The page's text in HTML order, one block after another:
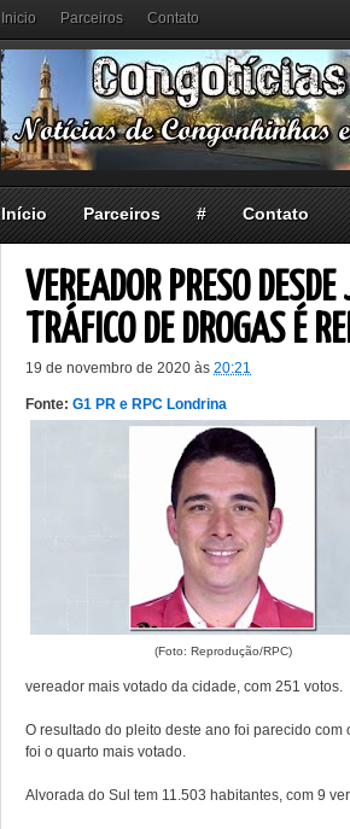
Inicio Parceiros Contato
Início Parceiros # Contato
VEREADOR PRESO
TRÁFICO DE DROGAS É
19 de novembro de 2020 às 20:21
Fonte: G1 PR e RPC Londrina
(Foto: Reprodução/RPC)
vereador mais votado da cidade, com 251 votos.
O resultado do pleito deste ano foi parecido
foi o quarto mais votado.
Alvorada do Sul tem 11.503 habitantes, com 9